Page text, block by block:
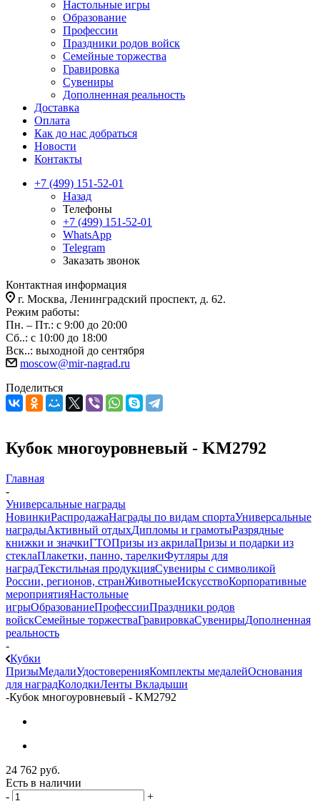
Настольные игры
Образование
Профессии
Праздники родов войск
Семейные торжества
Гравировка
Сувениры
Дополненная реальность
Доставка
Оплата
Как до нас добраться
Новости
Контакты
+7 (499) 151-52-01
Назад
Телефоны
+7 (499) 151-52-01
WhatsApp
Telegram
Заказать звонок
Контактная информация
г. Москва, Ленинградский проспект, д. 62.
Режим работы:
Пн. – Пт.: с 9:00 до 20:00
Сб..: с 10:00 до 18:00
Вск..: выходной до сентября
moscow@mir-nagrad.ru
Поделиться
Кубок многоуровневый - KM2792
Главная
-
Универсальные награды
НовинкиРаспродажаНаграды по видам спортаУниверсальные
наградыАктивный отдыхДипломы и грамотыРазрядные
книжки и значкиГТОПризы из акрилаПризы и подарки из
стеклаПлакетки, панно, тарелкиФутляры для
наградТекстильная продукцияСувениры с символикой
России, регионов, странЖивотныеИскусствоКорпоративные
мероприятияНастольные
игрыОбразованиеПрофессииПраздники родов
войскСемейные торжестваГравировкаСувенирыДополненная
реальность
-
Кубки
ПризыМедалиУдостоверенияКомплекты медалейОснования
для наградКолодкиЛенты Вкладыши
-Кубок многоуровневый - KM2792
24 762 руб.
Есть в наличии
-
+